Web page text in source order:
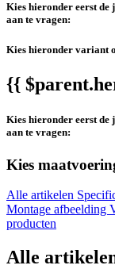
Kies hieronder eerst
aan te vragen:
Kies hieronder variant
{{
Kies hieronder eerst
aan te vragen:
Kies
Alle artikelen
Montage afbeelding
producten
Alle